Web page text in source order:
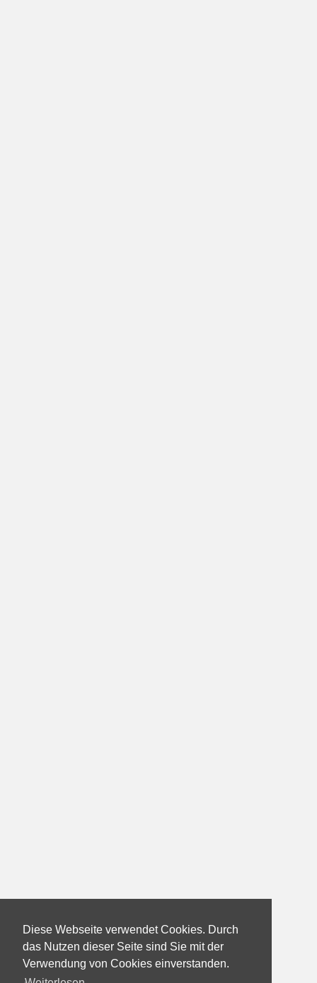
Diese Webseite verwendet Cookies. Durch
das Nutzen dieser Seite sind Sie mit der
Verwendung von Cookies einverstanden.